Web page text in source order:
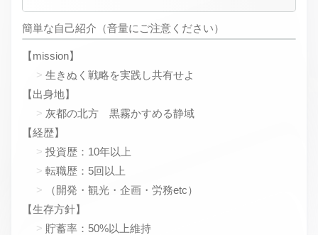
簡単な自己紹介（音量にご注意ください）
【mission】
生きぬく戦略を実践し共有せよ
【出身地】
灰都の北方 黒霧かすめる静域
【経歴】
投資歴：10年以上
転職歴：5回以上
（開発・観光・企画・労務etc）
【生存方針】
貯蓄率：50%以上維持